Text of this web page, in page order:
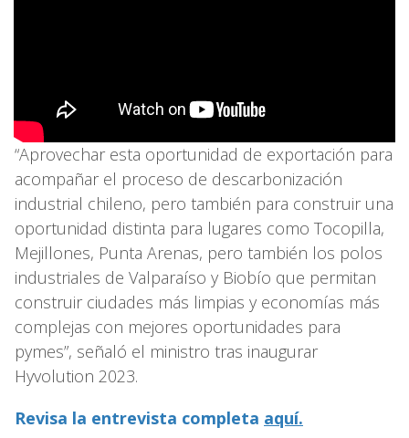
“Aprovechar esta oportunidad de exportación para
acompañar el proceso de descarbonización
industrial chileno, pero también para construir una
oportunidad distinta para lugares como Tocopilla,
Mejillones, Punta Arenas, pero también los polos
industriales de Valparaíso y Biobío que permitan
construir ciudades más limpias y economías más
complejas con mejores oportunidades para
pymes”, señaló el ministro tras inaugurar
Hyvolution 2023.
Revisa la entrevista completa aquí.